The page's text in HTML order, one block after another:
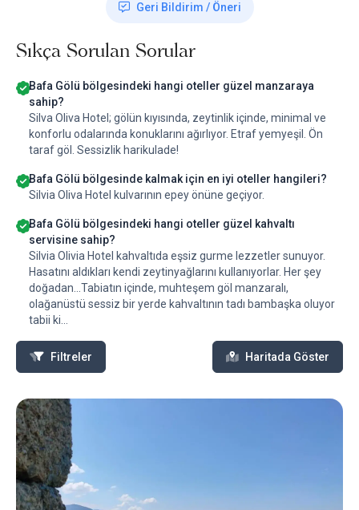
Geri Bildirim / Öneri
Sıkça Sorulan Sorular
Bafa Gölü bölgesindeki hangi oteller güzel manzaraya
sahip?
Silva Oliva Hotel; gölün kıyısında, zeytinlik içinde, minimal ve
konforlu odalarında konuklarını ağırlıyor. Etraf yemyeşil. Ön
taraf göl. Sessizlik harikulade!
Bafa Gölü bölgesinde kalmak için en iyi oteller hangileri?
Silvia Oliva Hotel kulvarının epey önüne geçiyor.
Bafa Gölü bölgesindeki hangi oteller güzel kahvaltı
servisine sahip?
Silvia Olivia Hotel kahvaltıda eşsiz gurme lezzetler sunuyor.
Hasatını aldıkları kendi zeytinyağlarını kullanıyorlar. Her şey
doğadan...Tabiatın içinde, muhteşem göl manzaralı,
olağanüstü sessiz bir yerde kahvaltının tadı bambaşka oluyor
tabii ki...
Filtreler Haritada Göster